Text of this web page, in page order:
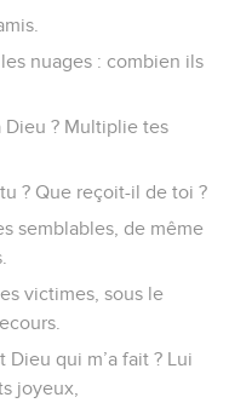
nuages : combien ils
Dieu ? Multiplie tes
? Que reçoit-il de toi ?
semblables, de même
victimes, sous le
Dieu qui m’a fait ? Lui
joyeux,